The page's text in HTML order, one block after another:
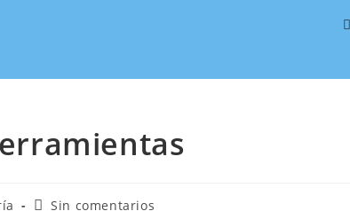
Sin comentarios